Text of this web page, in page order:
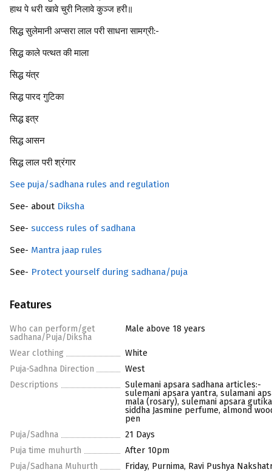
हाथ पे धरी खावे चुरी निलावे कुञ्ज हरी॥
सिद्ध सुलेमानी अप्सरा लाल परी साधना सामग्री:-
सिद्ध काले पत्थत की माला
सिद्ध यंत्र
सिद्ध पारद गुटिका
सिद्ध इत्र
सिद्ध आसन
सिद्ध लाल परी श्रंगार
See puja/sadhana rules and regulation
See- about Diksha
See- success rules of sadhana
See- Mantra jaap rules
See- Protect yourself during sadhana/puja
Features
Who can perform/get
sadhana/Puja/Diksha
Male above 18 years
Wear clothing
White
Puja-Sadhna Direction
West
Descriptions
Sulemani apsara sadhana articles:-
sulemani apsara yantra, sulamani
mala (rosary), sulemani apsara
siddha Jasmine perfume, almond
pen
Puja/Sadhna
21 Days
Puja time muhurth
After 10pm
Puja/Sadhana Muhurth
Friday, Purnima, Ravi Pushya